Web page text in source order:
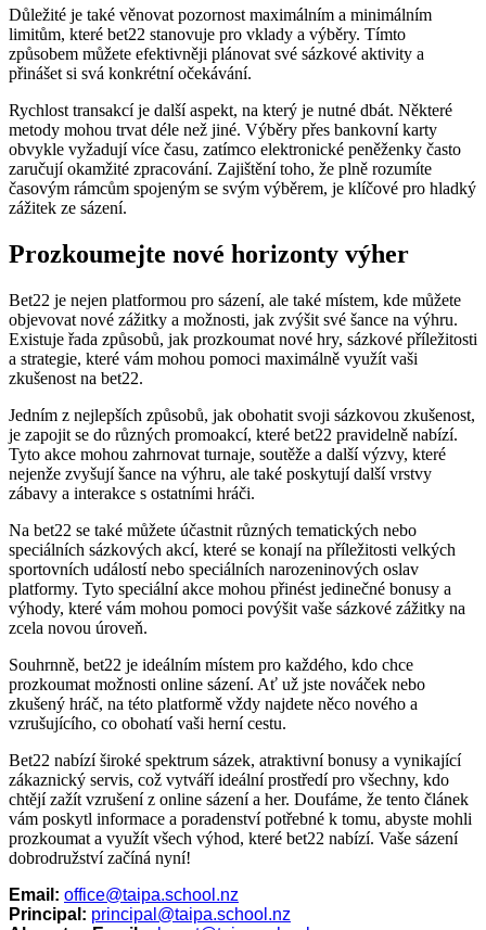
Důležité je také věnovat pozornost maximálním a minimálním
limitům, které bet22 stanovuje pro vklady a výběry. Tímto
způsobem můžete efektivněji plánovat své sázkové aktivity a
přinášet si svá konkrétní očekávání.
Rychlost transakcí je další aspekt, na který je nutné dbát. Některé
metody mohou trvat déle než jiné. Výběry přes bankovní karty
obvykle vyžadují více času, zatímco elektronické peněženky často
zaručují okamžité zpracování. Zajištění toho, že plně rozumíte
časovým rámcům spojeným se svým výběrem, je klíčové pro hladký
zážitek ze sázení.
Prozkoumejte nové horizonty výher
Bet22 je nejen platformou pro sázení, ale také místem, kde můžete
objevovat nové zážitky a možnosti, jak zvýšit své šance na výhru.
Existuje řada způsobů, jak prozkoumat nové hry, sázkové příležitosti
a strategie, které vám mohou pomoci maximálně využít vaši
zkušenost na bet22.
Jedním z nejlepších způsobů, jak obohatit svoji sázkovou zkušenost,
je zapojit se do různých promoakcí, které bet22 pravidelně nabízí.
Tyto akce mohou zahrnovat turnaje, soutěže a další výzvy, které
nejenže zvyšují šance na výhru, ale také poskytují další vrstvy
zábavy a interakce s ostatními hráči.
Na bet22 se také můžete účastnit různých tematických nebo
speciálních sázkových akcí, které se konají na příležitosti velkých
sportovních událostí nebo speciálních narozeninových oslav
platformy. Tyto speciální akce mohou přinést jedinečné bonusy a
výhody, které vám mohou pomoci povýšit vaše sázkové zážitky na
zcela novou úroveň.
Souhrnně, bet22 je ideálním místem pro každého, kdo chce
prozkoumat možnosti online sázení. Ať už jste nováček nebo
zkušený hráč, na této platformě vždy najdete něco nového a
vzrušujícího, co obohatí vaši herní cestu.
Bet22 nabízí široké spektrum sázek, atraktivní bonusy a vynikající
zákaznický servis, což vytváří ideální prostředí pro všechny, kdo
chtějí zažít vzrušení z online sázení a her. Doufáme, že tento článek
vám poskytl informace a poradenství potřebné k tomu, abyste mohli
prozkoumat a využít všech výhod, které bet22 nabízí. Vaše sázení
dobrodružství začíná nyní!
Email: office@taipa.school.nz
Principal: principal@taipa.school.nz